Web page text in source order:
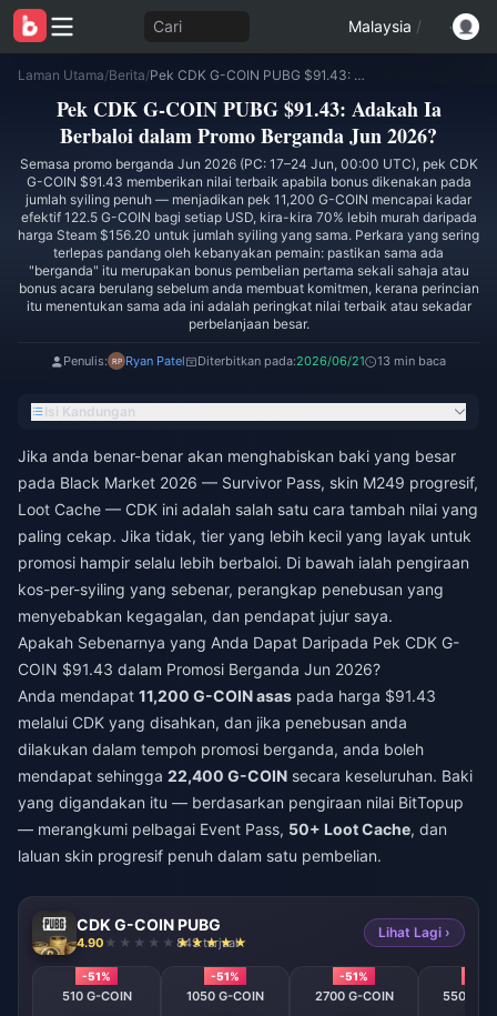
Cari Malaysia /
Laman Utama/Berita/ Pek CDK G-COIN PUBG $91.43: Adakah Ia Berbaloi dalam Promo Berganda Jun 2026?
Pek CDK G-COIN PUBG $91.43: Adakah Ia
Berbaloi dalam Promo Berganda Jun 2026?
Semasa promo berganda Jun 2026 (PC: 17–24 Jun, 00:00 UTC), pek CDK
G-COIN $91.43 memberikan nilai terbaik apabila bonus dikenakan pada
jumlah syiling penuh — menjadikan pek 11,200 G-COIN mencapai kadar
efektif 122.5 G-COIN bagi setiap USD, kira-kira 70% lebih murah daripada
harga Steam $156.20 untuk jumlah syiling yang sama. Perkara yang sering
terlepas pandang oleh kebanyakan pemain: pastikan sama ada
"berganda" itu merupakan bonus pembelian pertama sekali sahaja atau
bonus acara berulang sebelum anda membuat komitmen, kerana perincian
itu menentukan sama ada ini adalah peringkat nilai terbaik atau sekadar
perbelanjaan besar.
Penulis: Ryan Patel Diterbitkan pada:2026/06/21 13 min baca
Isi Kandungan
Jika anda benar-benar akan menghabiskan baki yang besar
pada Black Market 2026 — Survivor Pass, skin M249 progresif,
Loot Cache — CDK ini adalah salah satu cara tambah nilai yang
paling cekap. Jika tidak, tier yang lebih kecil yang layak untuk
promosi hampir selalu lebih berbaloi. Di bawah ialah pengiraan
kos-per-syiling yang sebenar, perangkap penebusan yang
menyebabkan kegagalan, dan pendapat jujur saya.
Apakah Sebenarnya yang Anda Dapat Daripada Pek CDK G-
COIN $91.43 dalam Promosi Berganda Jun 2026?
Anda mendapat 11,200 G-COIN asas pada harga $91.43
melalui CDK yang disahkan, dan jika penebusan anda
dilakukan dalam tempoh promosi berganda, anda boleh
mendapat sehingga 22,400 G-COIN secara keseluruhan. Baki
yang digandakan itu — berdasarkan pengiraan nilai BitTopup
— merangkumi pelbagai Event Pass, 50+ Loot Cache, dan
laluan skin progresif penuh dalam satu pembelian.
CDK G-COIN PUBG
4.90 843 terjual
Lihat Lagi ›
-51%
510 G-COIN
-51%
1050 G-COIN
-51%
2700 G-COIN 5500 G-